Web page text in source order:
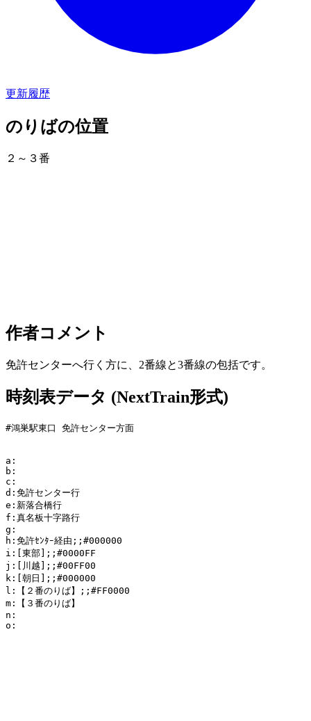
更新履歴
のりばの位置
２～３番
作者コメント
免許センターへ行く方に、2番線と3番線の包括です。
時刻表データ (NextTrain形式)
#鴻巣駅東口 免許センター方面
a:
b:
c:
d:免許センター行
e:新落合橋行
f:真名板十字路行
g:
h:免許ｾﾝﾀｰ経由;;#000000
i:[東部];;#0000FF
j:[川越];;#00FF00
k:[朝日];;#000000
l:【２番のりば】;;#FF0000
m:【３番のりば】
n:
o: